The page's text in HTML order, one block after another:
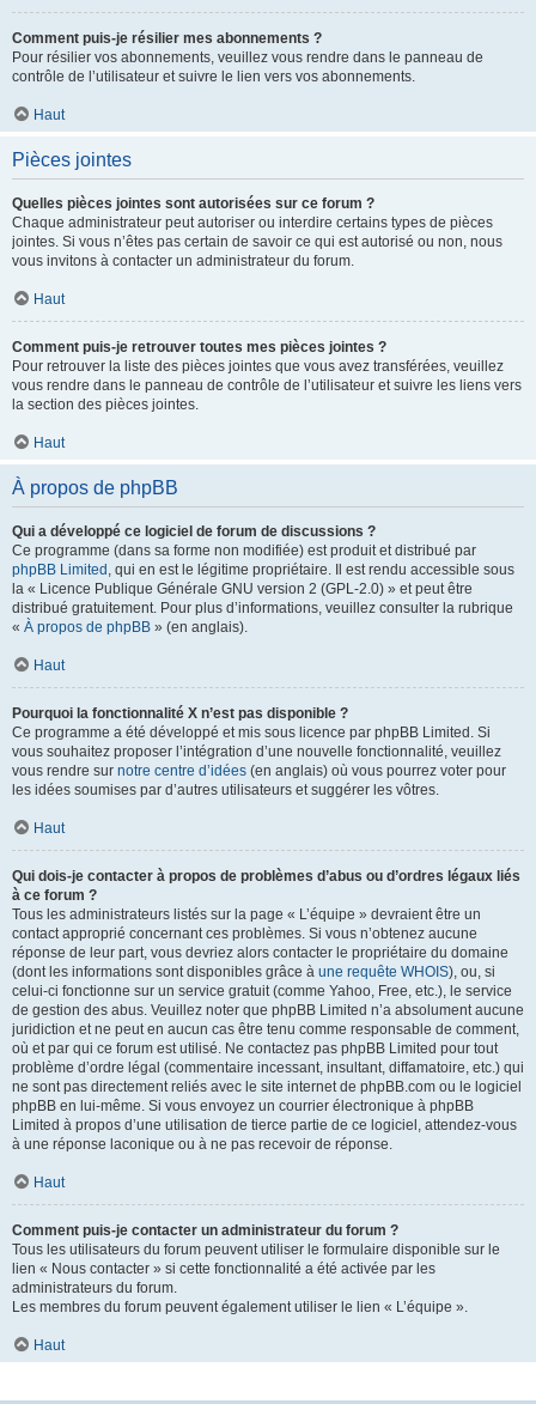
Comment puis-je résilier mes abonnements ?
Pour résilier vos abonnements, veuillez vous rendre dans le panneau de
contrôle de l’utilisateur et suivre le lien vers vos abonnements.
Haut
Pièces jointes
Quelles pièces jointes sont autorisées sur ce forum ?
Chaque administrateur peut autoriser ou interdire certains types de pièces
jointes. Si vous n’êtes pas certain de savoir ce qui est autorisé ou non, nous
vous invitons à contacter un administrateur du forum.
Haut
Comment puis-je retrouver toutes mes pièces jointes ?
Pour retrouver la liste des pièces jointes que vous avez transférées, veuillez
vous rendre dans le panneau de contrôle de l’utilisateur et suivre les liens vers
la section des pièces jointes.
Haut
À propos de phpBB
Qui a développé ce logiciel de forum de discussions ?
Ce programme (dans sa forme non modifiée) est produit et distribué par
phpBB Limited , qui en est le légitime propriétaire. Il est rendu accessible sous
la « Licence Publique Générale GNU version 2 (GPL-2.0) » et peut être
distribué gratuitement. Pour plus d’informations, veuillez consulter la rubrique
« À propos de phpBB » (en anglais).
Haut
Pourquoi la fonctionnalité X n’est pas disponible ?
Ce programme a été développé et mis sous licence par phpBB Limited. Si
vous souhaitez proposer l’intégration d’une nouvelle fonctionnalité, veuillez
vous rendre sur notre centre d’idées (en anglais) où vous pourrez voter pour
les idées soumises par d’autres utilisateurs et suggérer les vôtres.
Haut
Qui dois-je contacter à propos de problèmes d’abus ou d’ordres légaux liés
à ce forum ?
Tous les administrateurs listés sur la page « L’équipe » devraient être un
contact approprié concernant ces problèmes. Si vous n’obtenez aucune
réponse de leur part, vous devriez alors contacter le propriétaire du domaine
(dont les informations sont disponibles grâce à une requête WHOIS), ou, si
celui-ci fonctionne sur un service gratuit (comme Yahoo, Free, etc.), le service
de gestion des abus. Veuillez noter que phpBB Limited n’a absolument aucune
juridiction et ne peut en aucun cas être tenu comme responsable de comment,
où et par qui ce forum est utilisé. Ne contactez pas phpBB Limited pour tout
problème d’ordre légal (commentaire incessant, insultant, diffamatoire, etc.) qui
ne sont pas directement reliés avec le site internet de phpBB.com ou le logiciel
phpBB en lui-même. Si vous envoyez un courrier électronique à phpBB
Limited à propos d’une utilisation de tierce partie de ce logiciel, attendez-vous
à une réponse laconique ou à ne pas recevoir de réponse.
Haut
Comment puis-je contacter un administrateur du forum ?
Tous les utilisateurs du forum peuvent utiliser le formulaire disponible sur le
lien « Nous contacter » si cette fonctionnalité a été activée par les
administrateurs du forum.
Les membres du forum peuvent également utiliser le lien « L’équipe ».
Haut